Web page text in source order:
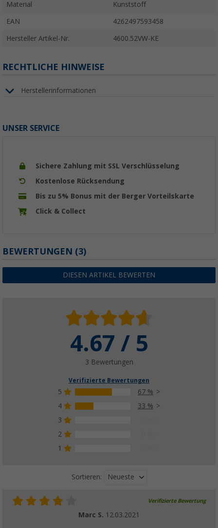
Material Kunststoff
EAN 4262497593458
Hersteller Artikel-Nr. 4600.52VW-KE
RECHTLICHE HINWEISE
Herstellerinformationen
UNSER SERVICE
Sichere Zahlung mit SSL Verschlüsselung
Kostenlose Rücksendung
Bis zu 5% Bonus mit der Berger Vorteilskarte
Click & Collect
BEWERTUNGEN (3)
DIESEN ARTIKEL BEWERTEN
4.67 / 5
3 Bewertungen
Verifizierte Bewertungen
5
67 %
4
33 %
3
2
1
Sortieren: Neueste
Verifizierte Bewertung
Marc S. 12.03.2021